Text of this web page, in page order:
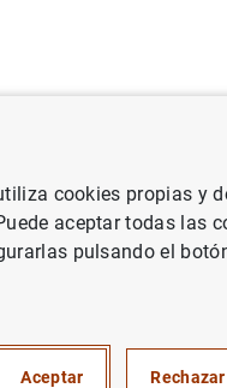
Notas de prensa
su
cookies propias y
aceptar todas las
pulsando el
Aceptar Rechazar